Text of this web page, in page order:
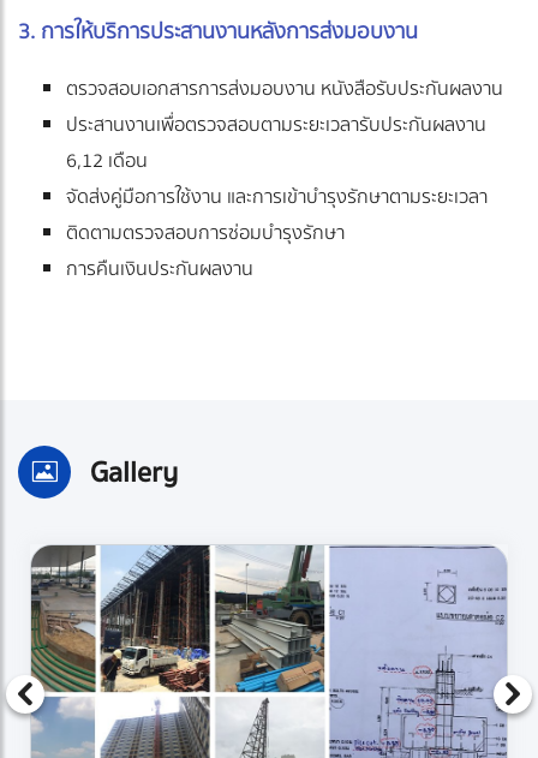
3. การให้บริการประสานงานหลังการส่งมอบงาน
ตรวจสอบเอกสารการส่งมอบงาน หนังสือรับประกันผลงาน
ประสานงานเพื่อตรวจสอบตามระยะเวลารับประกันผลงาน
6,12 เดือน
จัดส่งคู่มือการใช้งาน และการเข้าบำรุงรักษาตามระยะเวลา
ติดตามตรวจสอบการซ่อมบำรุงรักษา
การคืนเงินประกันผลงาน
Gallery